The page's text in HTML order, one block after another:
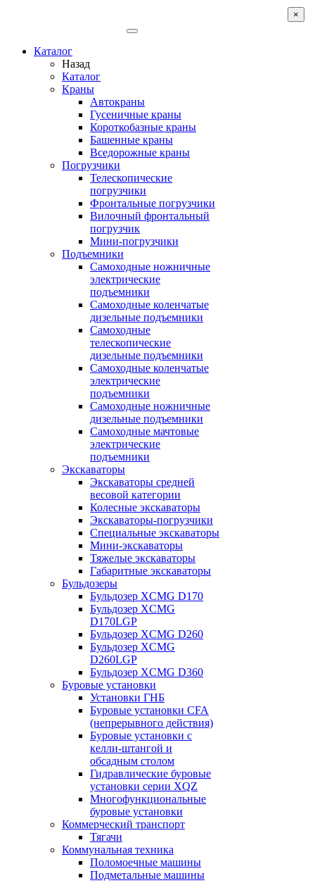
Каталог
Назад
Каталог
Краны
Автокраны
Гусеничные краны
Короткобазные краны
Башенные краны
Вcедорожные краны
Погрузчики
Телескопические
погрузчики
Фронтальные погрузчики
Вилочный фронтальный
погрузчик
Мини-погрузчики
Подъемники
Самоходные ножничные
электрические
подъемники
Самоходные коленчатые
дизельные подъемники
Самоходные
телескопические
дизельные подъемники
Самоходные коленчатые
электрические
подъемники
Самоходные ножничные
дизельные подъемники
Самоходные мачтовые
электрические
подъемники
Экскаваторы
Экскаваторы средней
весовой категории
Колесные экскаваторы
Экскаваторы-погрузчики
Специальные экскаваторы
Мини-экскаваторы
Тяжелые экскаваторы
Габаритные экскаваторы
Бульдозеры
Бульдозер XCMG D170
Бульдозер XCMG
D170LGP
Бульдозер XCMG D260
Бульдозер XCMG
D260LGP
Бульдозер XCMG D360
Буровые установки
Установки ГНБ
Буровые установки CFA
(непрерывного действия)
Буровые установки с
келли-штангой и
обсадным столом
Гидравлические буровые
установки серии XQZ
Многофункциональные
буровые установки
Коммерческий транспорт
Тягачи
Коммунальная техника
Поломоечные машины
Подметальные машины
×